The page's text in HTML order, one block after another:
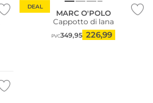
DEAL
MARC O'POLO
Cappotto di lana
PVC349,95 226,99